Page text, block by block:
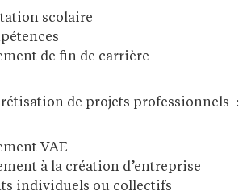
scolaire
de fin de carrière
de projets professionnels :
VAE
à la création d’entreprise
individuels ou collectifs